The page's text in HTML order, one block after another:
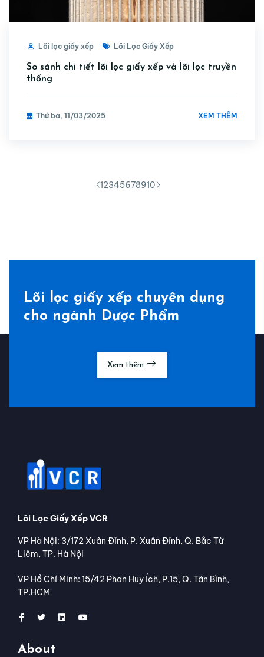
Lõi lọc giấy xếp Lõi Lọc Giấy Xếp
So sánh chi tiết lõi lọc giấy xếp và lõi lọc truyền
thống
Thứ ba, 11/03/2025 XEM THÊM
12345678910
Lõi lọc giấy xếp chuyên dụng
cho ngành Dược Phẩm
Xem thêm
Lõi Lọc Giấy Xếp VCR
VP Hà Nội: 3/172 Xuân Đỉnh, P. Xuân Đỉnh, Q. Bắc Từ
Liêm, TP. Hà Nội
VP Hồ Chí Minh: 15/42 Phan Huy Ích, P.15, Q. Tân Bình,
TP.HCM
About